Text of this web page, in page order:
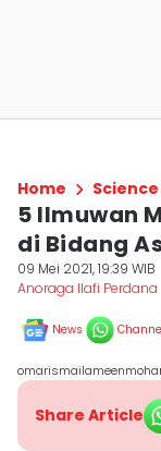
Home Science
5 Ilmuwan
di Bidang
09 Mei 2021, 19:39 WIB
Anoraga Ilafi Perdana
News
Share Article